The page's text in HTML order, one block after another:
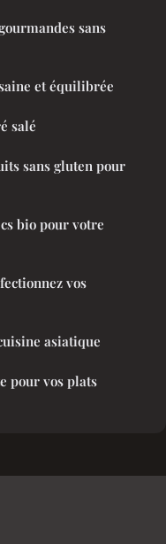
sans
et équilibrée
salé
sans gluten pour
bio pour votre
vos
asiatique
pour vos plats